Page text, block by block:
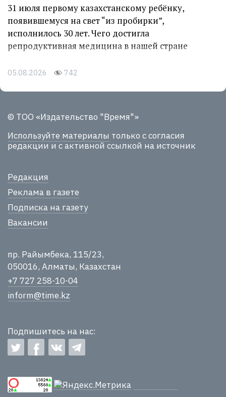
31 июля первому казахстанскому ребёнку,
появившемуся на свет “из пробирки”,
исполнилось 30 лет. Чего достигла
репродуктивная медицина в нашей стране
05.08.2026 742
© ТОО «Издательство "Время"»
Используйте материалы только с согласия
редакции и с активной ссылкой на источник
Редакция
Реклама в газете
Подписка на газету
Вакансии
пр. Райымбека, 115/23,
050016, Алматы, Казахстан
+7 727 258-10-04
inform@time.kz
Подпишитесь на нас: